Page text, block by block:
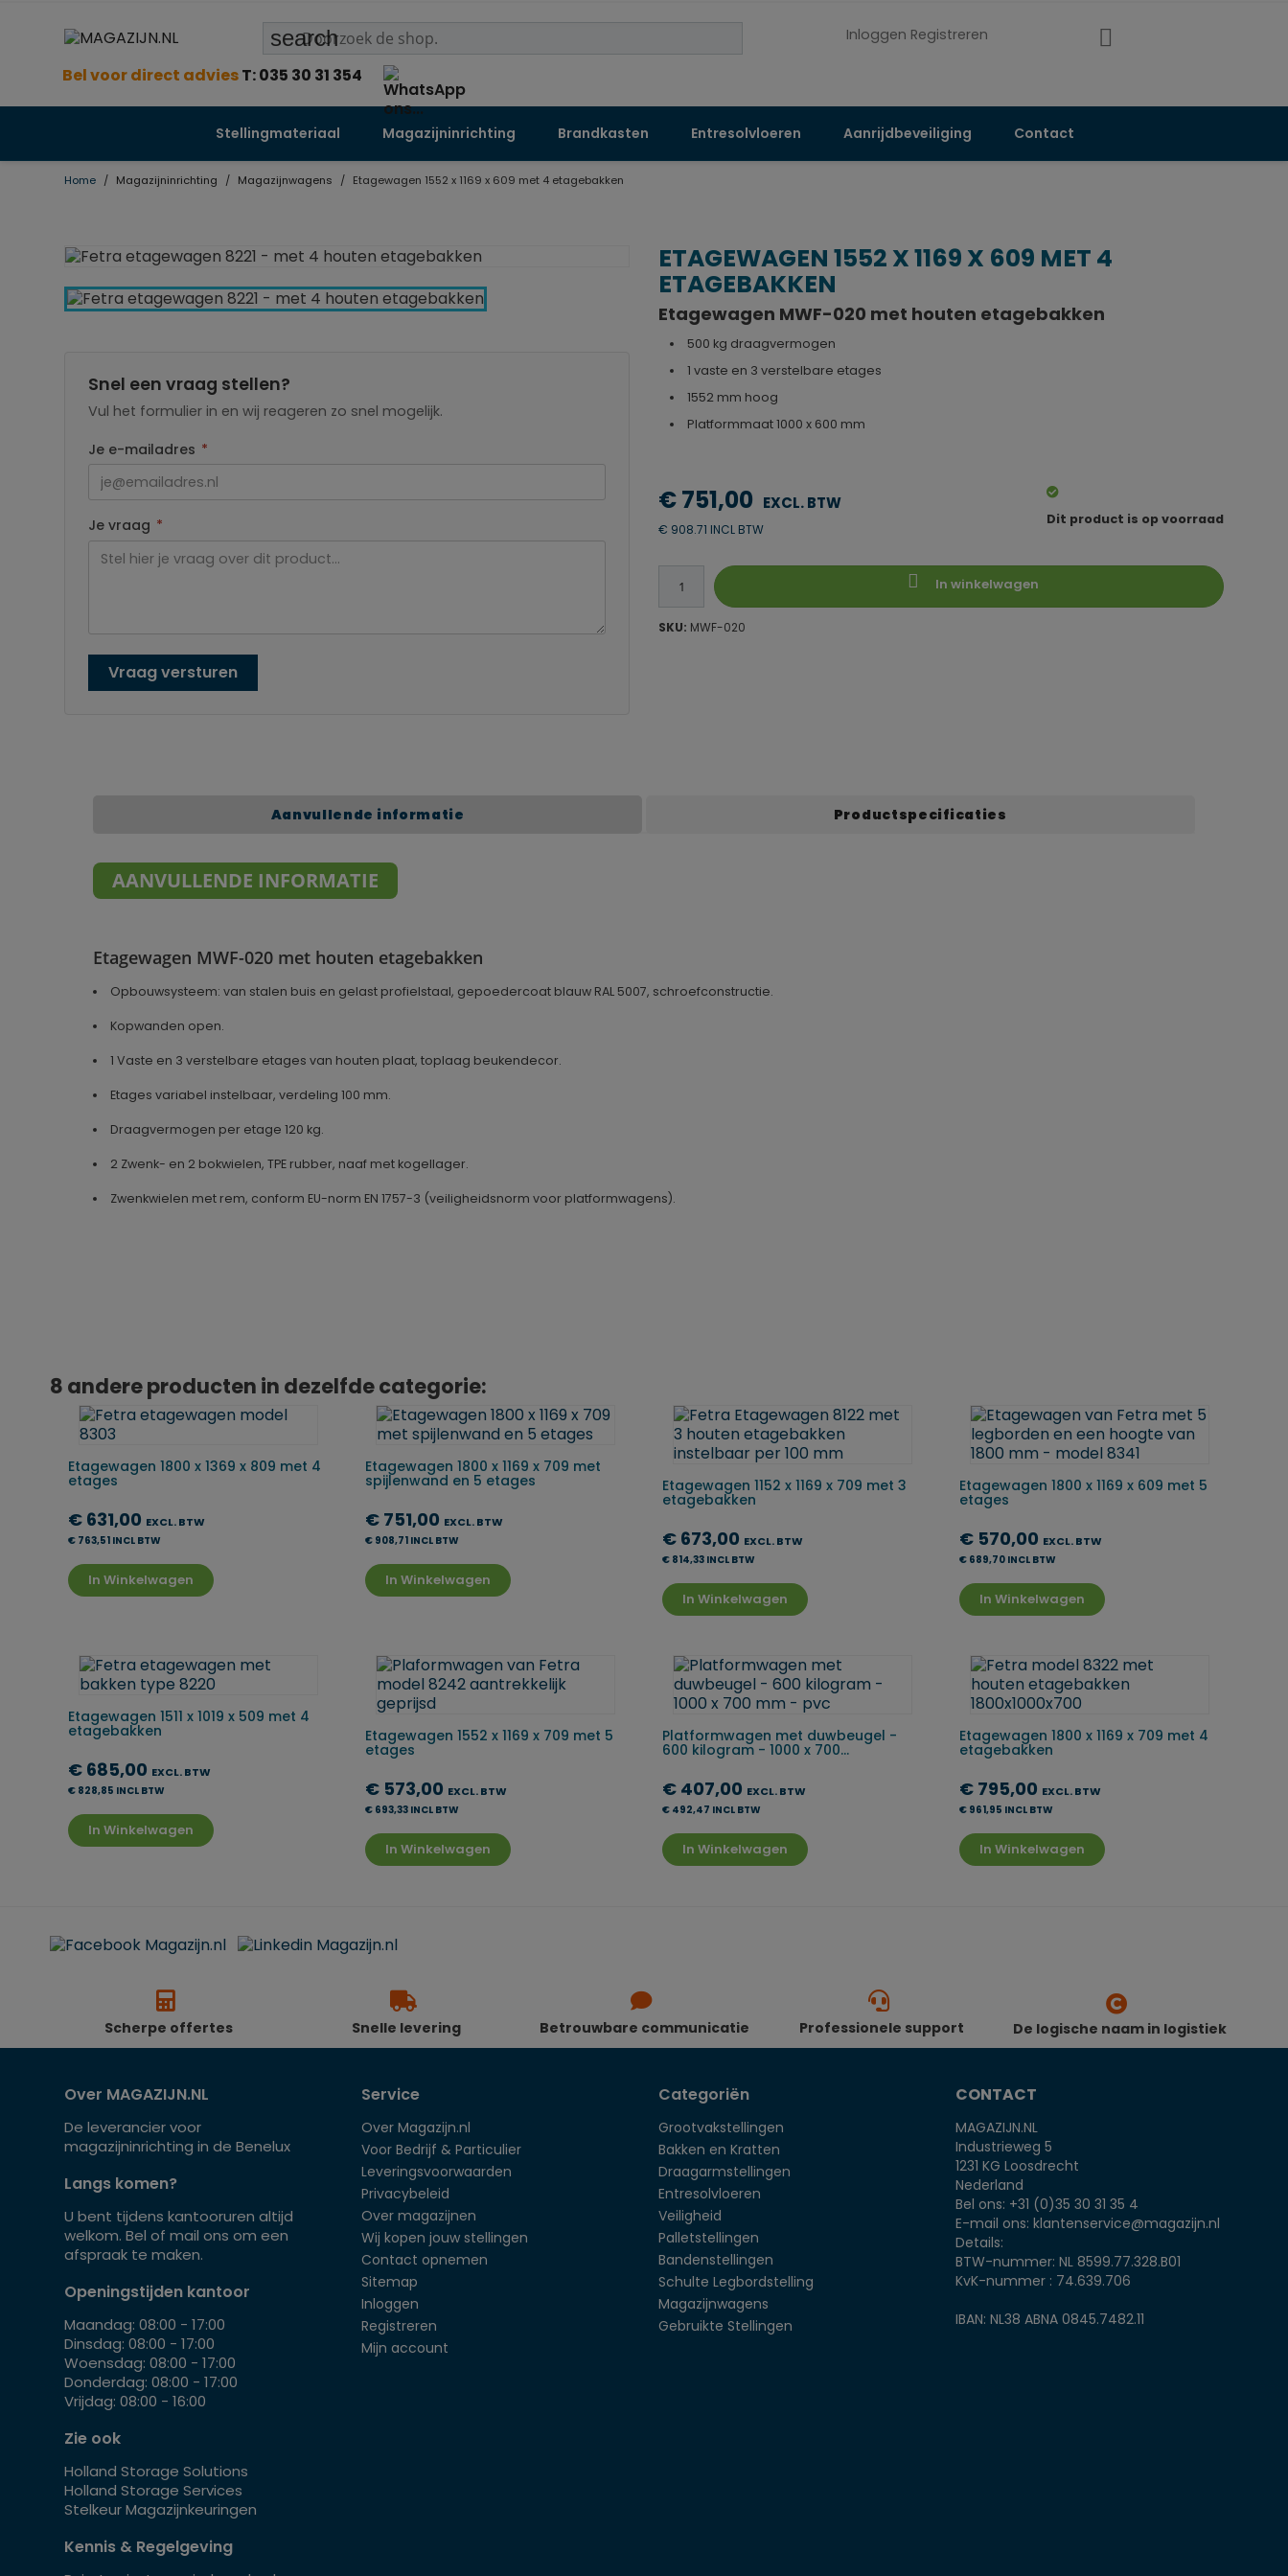
search Inloggen Registreren
Bel voor direct adviesT: 035 30 31 354
Stellingmateriaal Magazijninrichting Brandkasten Entresolvloeren Aanrijdbeveiliging Contact
Home Magazijninrichting Magazijnwagens Etagewagen 1552 x 1169 x 609 met 4 etagebakken
Snel een vraag stellen?
Vul het formulier in en wij reageren zo snel mogelijk.
Je e-mailadres *
Je vraag *
Vraag versturen
ETAGEWAGEN 1552 X 1169 X 609 MET 4
ETAGEBAKKEN
Etagewagen MWF-020 met houten etagebakken
500 kg draagvermogen
1 vaste en 3 verstelbare etages
1552 mm hoog
Platformmaat 1000 x 600 mm
€ 751,00
€ 908.71 INCL BTW
Dit product is op voorraad
In winkelwagen
SKU: MWF-020
Aanvullende informatie Productspecificaties
AANVULLENDE INFORMATIE
Etagewagen MWF-020 met houten etagebakken
Opbouwsysteem: van stalen buis en gelast profielstaal, gepoedercoat blauw RAL 5007, schroefconstructie.
Kopwanden open.
1 Vaste en 3 verstelbare etages van houten plaat, toplaag beukendecor.
Etages variabel instelbaar, verdeling 100 mm.
Draagvermogen per etage 120 kg.
2 Zwenk- en 2 bokwielen, TPE rubber, naaf met kogellager.
Zwenkwielen met rem, conform EU-norm EN 1757-3 (veiligheidsnorm voor platformwagens).
8 andere producten in dezelfde categorie:
Etagewagen 1800 x 1369 x 809 met 4
etages
€ 631,00 EXCL. BTW
€ 763,51 INCL BTW
In Winkelwagen
Etagewagen 1800 x 1169 x 709 met
spijlenwand en 5 etages
€ 751,00 EXCL. BTW
€ 908,71 INCL BTW
In Winkelwagen
Etagewagen 1152 x 1169 x 709 met 3
etagebakken
€ 673,00 EXCL. BTW
€ 814,33 INCL BTW
In Winkelwagen
Etagewagen 1800 x 1169 x 609 met 5
etages
€ 570,00 EXCL. BTW
€ 689,70 INCL BTW
In Winkelwagen
Etagewagen 1511 x 1019 x 509 met 4
etagebakken
€ 685,00 EXCL. BTW
€ 828,85 INCL BTW
In Winkelwagen
Etagewagen 1552 x 1169 x 709 met 5
etages
€ 573,00 EXCL. BTW
€ 693,33 INCL BTW
In Winkelwagen
Platformwagen met duwbeugel -
600 kilogram - 1000 x 700...
€ 407,00 EXCL. BTW
€ 492,47 INCL BTW
In Winkelwagen
Etagewagen 1800 x 1169 x 709 met 4
etagebakken
€ 795,00 EXCL. BTW
€ 961,95 INCL BTW
In Winkelwagen
Scherpe offertes Snelle levering Betrouwbare communicatie Professionele support De logische naam in logistiek
Over MAGAZIJN.NL
De leverancier voor
magazijninrichting in de Benelux
Langs komen?
U bent tijdens kantooruren altijd
welkom. Bel of mail ons om een
afspraak te maken.
Openingstijden kantoor
Maandag: 08:00 - 17:00
Dinsdag: 08:00 - 17:00
Woensdag: 08:00 - 17:00
Donderdag: 08:00 - 17:00
Vrijdag: 08:00 - 16:00
Zie ook
Holland Storage Solutions
Holland Storage Services
Stelkeur Magazijnkeuringen
Service
Over Magazijn.nl
Voor Bedrijf & Particulier
Leveringsvoorwaarden
Privacybeleid
Over magazijnen
Wij kopen jouw stellingen
Contact opnemen
Sitemap
Inloggen
Registreren
Mijn account
Categoriën
Grootvakstellingen
Bakken en Kratten
Draagarmstellingen
Entresolvloeren
Veiligheid
Palletstellingen
Bandenstellingen
Schulte Legbordstelling
Magazijnwagens
Gebruikte Stellingen
CONTACT
MAGAZIJN.NL
Industrieweg 5
1231 KG Loosdrecht
Nederland
Bel ons: +31 (0)35 30 31 35 4
E-mail ons: klantenservice@magazijn.nl
Details:
BTW-nummer: NL 8599.77.328.B01
KvK-nummer : 74.639.706
IBAN: NL38 ABNA 0845.7482.11
Kennis & Regelgeving